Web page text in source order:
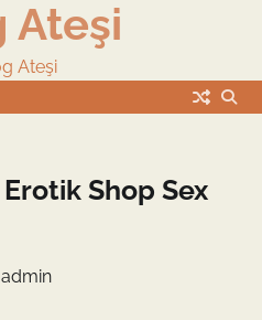
Ateşi
Ateşi
Shop Sex
admin